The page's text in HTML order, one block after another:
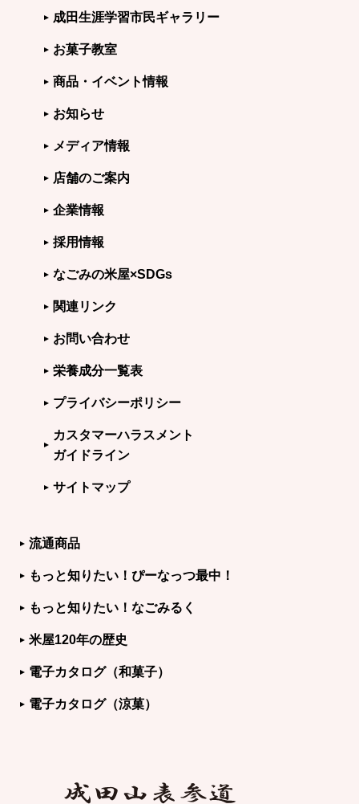
成田生涯学習市民ギャラリー
お菓子教室
商品・イベント情報
お知らせ
メディア情報
店舗のご案内
企業情報
採用情報
なごみの米屋×SDGs
関連リンク
お問い合わせ
栄養成分一覧表
プライバシーポリシー
カスタマーハラスメント
ガイドライン
サイトマップ
流通商品
もっと知りたい！ぴーなっつ最中！
もっと知りたい！なごみるく
米屋120年の歴史
電子カタログ（和菓子）
電子カタログ（涼菓）